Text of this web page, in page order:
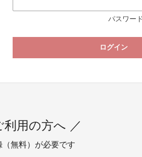
パスワー
ログイン
用の方へ ／
無料）が必要です